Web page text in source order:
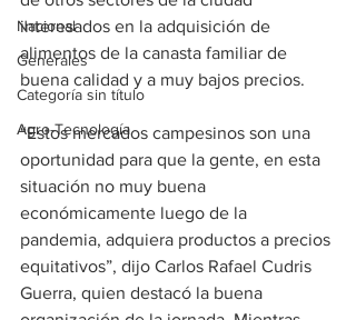
Nacional
Generales
Categoría sin título
Agro-Tecnología
interesados en la adquisición de
alimentos de la canasta familiar de
buena calidad y a muy bajos precios.
“Estos mercados campesinos son una
oportunidad para que la gente, en esta
situación no muy buena
económicamente luego de la
pandemia, adquiera productos a precios
equitativos”, dijo Carlos Rafael Cudris
Guerra, quien destacó la buena